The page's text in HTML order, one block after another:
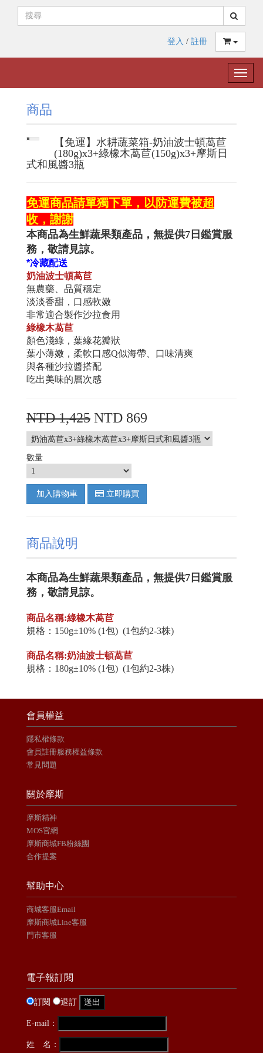
登入 / 註冊
Toggle
商品
【免運】水耕蔬菜箱-奶油波士頓萵苣
(180g)x3+綠橡木萵苣(150g)x3+摩斯日
式和風醬3瓶
免運商品請單獨下單，以防運費被超
收，謝謝
本商品為生鮮蔬果類產品，無提供7日鑑賞服
務，敬請見諒。
*冷藏配送
奶油波士頓萵苣
無農藥、品質穩定
淡淡香甜，口感軟嫩
非常適合製作沙拉食用
綠橡木萵苣
顏色淺綠，葉緣花瓣狀
葉小薄嫩，柔軟口感Q似海帶、口味清爽
與各種沙拉醬搭配
吃出美味的層次感
NTD 1,425 NTD 869
數量
加入購物車 立即購買
商品說明
本商品為生鮮蔬果類產品，無提供7日鑑賞服
務，敬請見諒。
商品名稱:綠橡木萵苣
規格：150g±10% (1包) (1包約2-3株)
商品名稱:奶油波士頓萵苣
規格：180g±10% (1包) (1包約2-3株)
會員權益
隱私權條款
會員註冊服務權益條款
常見問題
關於摩斯
摩斯精神
MOS官網
摩斯商城FB粉絲團
合作提案
幫助中心
商城客服Email
摩斯商城Line客服
門市客服
電子報訂閱
訂閱 退訂
E-mail：
姓 名：